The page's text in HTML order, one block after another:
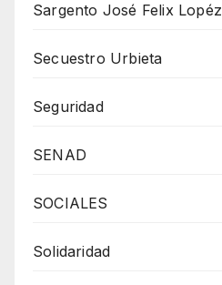
Sargento José Felix Lopéz
Secuestro Urbieta
Seguridad
SENAD
SOCIALES
Solidaridad